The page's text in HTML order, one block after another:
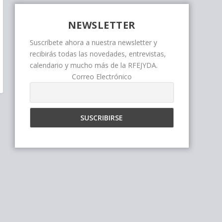
NEWSLETTER
Suscríbete ahora a nuestra newsletter y
recibirás todas las novedades, entrevistas,
calendario y mucho más de la RFEJYDA.
Correo Electrónico